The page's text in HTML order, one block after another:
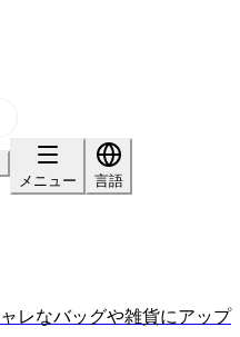
メニュー
言語
レなバッグや雑貨にアップ